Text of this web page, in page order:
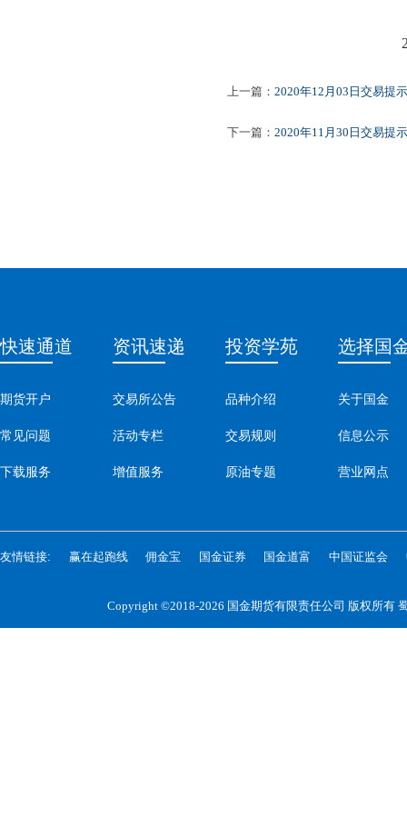
2020
上一篇： 2020年12月03日交易提示
下一篇： 2020年11月30日交易提示
快速通道
期货开户
常见问题
下载服务
资讯速递
交易所公告
活动专栏
增值服务
投资学苑
品种介绍
交易规则
原油专题
选择国
关于国金
信息公示
营业网点
友情链接: 赢在起跑线 佣金宝 国金证券 国金道富 中国证监会
Copyright ©2018-2026 国金期货有限责任公司 版权所有